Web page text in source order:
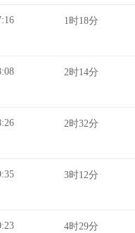
1时18分
2时14分
2时32分
3时12分
4时29分